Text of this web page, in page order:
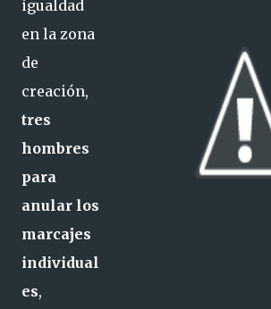
igualdad
en la zona
de
creación,
tres
hombres
para
anular los
marcajes
individual
es,